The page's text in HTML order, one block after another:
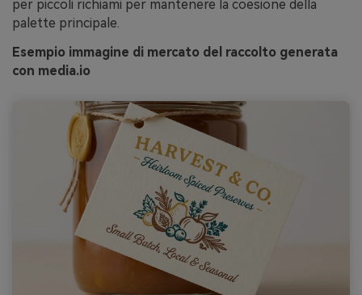
per piccoli richiami per mantenere la coesione della
palette principale.
Esempio immagine di mercato del raccolto generata
con media.io